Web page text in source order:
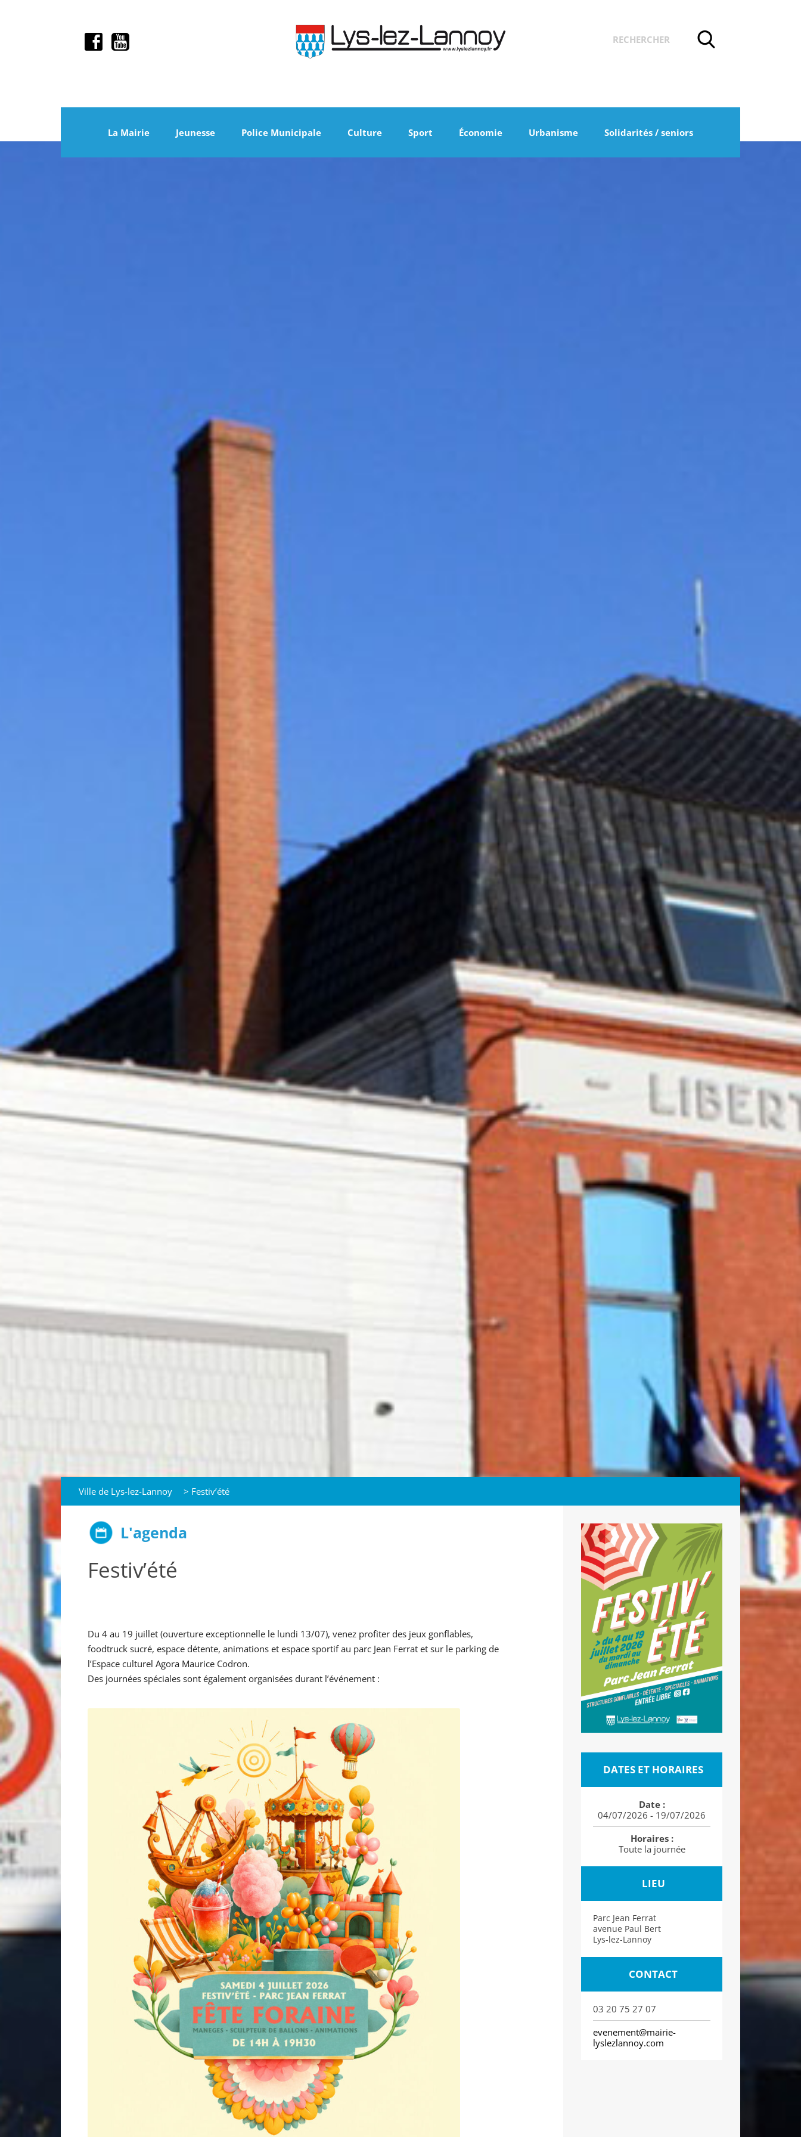
La Mairie Jeunesse Police Municipale Culture Sport Économie Urbanisme Solidarités / seniors
Ville de Lys-lez-Lannoy > Festiv’été
L'agenda
Festiv’été
Du 4 au 19 juillet (ouverture exceptionnelle le lundi 13/07), venez profiter des jeux gonflables,
foodtruck sucré, espace détente, animations et espace sportif au parc Jean Ferrat et sur le parking de
l’Espace culturel Agora Maurice Codron.
Des journées spéciales sont également organisées durant l’événement :
DATES ET HORAIRES
Date :
04/07/2026 - 19/07/2026
Horaires :
Toute la journée
LIEU
Parc Jean Ferrat
avenue Paul Bert
Lys-lez-Lannoy
CONTACT
03 20 75 27 07
evenement@mairie-
lyslezlannoy.com